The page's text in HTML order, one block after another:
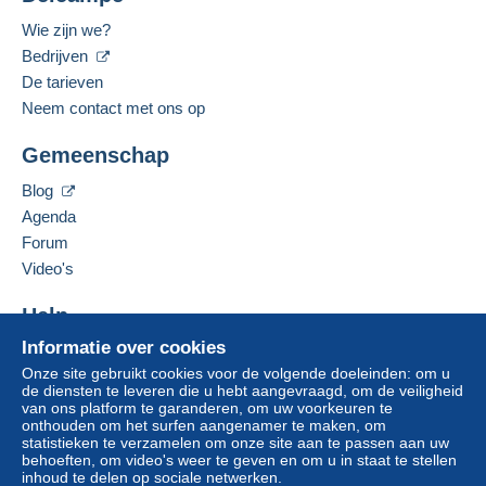
beschikking stelt in de pagina "
Betalen
Een betaling die niet is verricht met
credit/debitcardof overboeking naar uw saldo,
Een onbetaalde aankoop kan gevolgen hebben
voor de rekening van de koper.
Als de verkoopvoorwaarden van de verkoper
clausules bevatten met betrekking tot de betaling,
moeten deze als nietig worden beschouwd. De
Delcampe, zoals gedefinieerd in de
toepassing zijn.
Aankopen moeten worden betaald binnen14
dagenna ontvangst van de eindafrekening van de
verkoper.
Cyprus
Gesproken talen:
Engels (Verenigd Koninkrijk),
De verkoper contacteren
Informatie over cookies
Onze site gebruikt cookies voor de volgende doeleinden: om u
de diensten te leveren die u hebt aangevraagd, om de veiligheid
van ons platform te garanderen, om uw voorkeuren te
onthouden om het surfen aangenamer te maken, om
statistieken te verzamelen om onze site aan te passen aan uw
behoeften, om video's weer te geven en om u in staat te stellen
inhoud te delen op sociale netwerken.
Wie zijn we?
Bedrijven
De tarieven
Neem contact met ons op
Gemeenschap
Blog
Agenda
Forum
Video's
Help
Hulpcentrum
Kopen op Delcampe
Verkopen op Delcampe
Een beveiligde website